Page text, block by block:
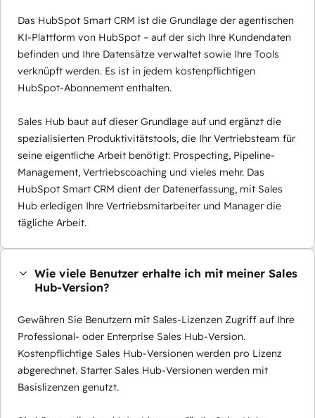
Das HubSpot Smart CRM ist die Grundlage der agentischen
KI-Plattform von HubSpot – auf der sich Ihre Kundendaten
befinden und Ihre Datensätze verwaltet sowie Ihre Tools
verknüpft werden. Es ist in jedem kostenpflichtigen
HubSpot-Abonnement enthalten.
Sales Hub baut auf dieser Grundlage auf und ergänzt die
spezialisierten Produktivitätstools, die Ihr Vertriebsteam für
seine eigentliche Arbeit benötigt: Prospecting, Pipeline-
Management, Vertriebscoaching und vieles mehr. Das
HubSpot Smart CRM dient der Datenerfassung, mit Sales
Hub erledigen Ihre Vertriebsmitarbeiter und Manager die
tägliche Arbeit.
Wie viele Benutzer erhalte ich mit meiner Sales
Hub-Version?
Gewähren Sie Benutzern mit Sales-Lizenzen Zugriff auf Ihre
Professional- oder Enterprise Sales Hub-Version.
Kostenpflichtige Sales Hub-Versionen werden pro Lizenz
abgerechnet. Starter Sales Hub-Versionen werden mit
Basislizenzen genutzt.